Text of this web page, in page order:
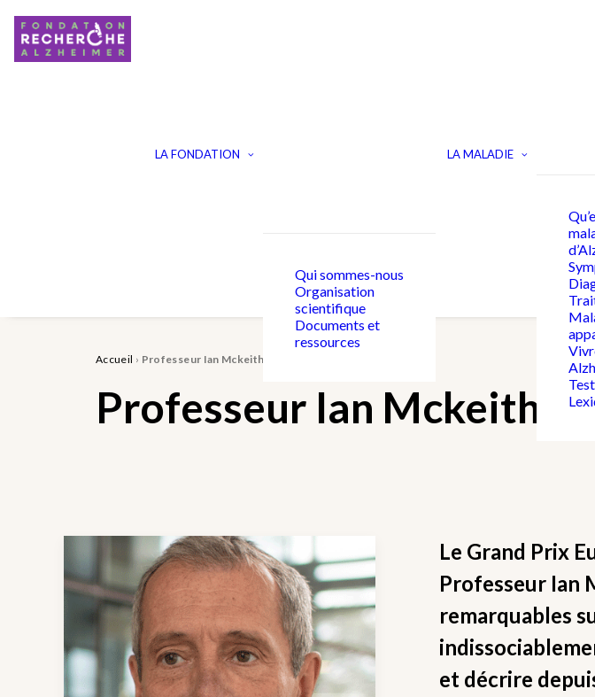
LA FONDATION
Qui sommes-nous
Organisation
scientifique
Documents et
ressources
LA MALADIE
Accueil › Professeur Ian Mckeith
Professeur Ian Mckeith
Le Grand Prix
Professeur Ian
remarquables
et décrire